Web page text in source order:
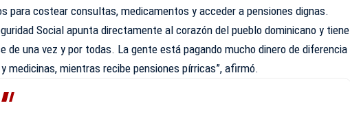
para costear consultas, medicamentos y acceder a pensiones dignas.
Social apunta directamente al corazón del pueblo dominicano y tiene
de una vez y por todas. La gente está pagando mucho dinero de diferencia
medicinas, mientras recibe pensiones pírricas”, afirmó.